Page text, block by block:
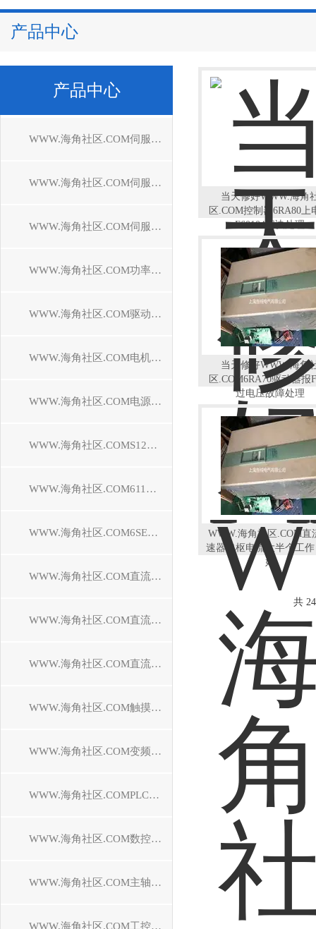
产品中心
产品中心
WWW.海角社区.COM伺服驱动器维修
WWW.海角社区.COM伺服控制器维修
WWW.海角社区.COM伺服电机维修
WWW.海角社区.COM功率模块维修
WWW.海角社区.COM驱动模块维修
WWW.海角社区.COM电机模块维修
WWW.海角社区.COM电源模块维修
WWW.海角社区.COMS120驱动器维修
WWW.海角社区.COM611驱动器维修
WWW.海角社区.COM6SE70驱动器维修
WWW.海角社区.COM直流调速装置维修
WWW.海角社区.COM直流控制器维修
WWW.海角社区.COM直流驱动器维修
WWW.海角社区.COM触摸屏维修
WWW.海角社区.COM变频器维修
WWW.海角社区.COMPLC模块维修
WWW.海角社区.COM数控系统维修
WWW.海角社区.COM主轴电机维修
WWW.海角社区.COM工控机维修
当天修好WWW.海角
区.COM控制器6RA80上
F60104解决处理
当天修好WWW.海角
区.COM6RA70驱动器报
过电压故障处理
WWW.海角社区.COM直
速器电枢电流大半个工
好
共